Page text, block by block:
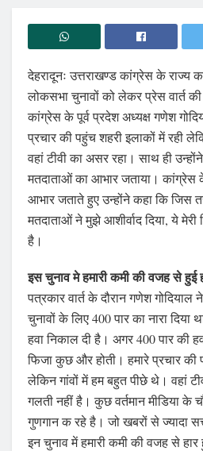
देहरादूनः उत्तराखण्ड कांग्रेस के राज्य
लोकसभा चुनावों को लेकर प्रेस वार्त
कांग्रेस के पूर्व प्रदेश अध्यक्ष गणेश
प्रचार की पहुंच शहरी इलाकों में रही
वहां टीवी का असर रहा। साथ ही
मतदाताओं का आभार जताया। कांग्रेस
आभार जताते हुए उन्होंने कहा कि जिस
मतदाताओं ने मुझे आशीर्वाद दिया, ये
है।
इस चुनाव मे हमारी कमी की वजह से हुई
पत्रकार वार्त के दौरान गणेश
चुनावों के लिए 400 पार का नारा
हवा निकाल दी है। अगर 400 पार की
फिजा कुछ और होती। हमारे प्रचार की
लेकिन गांवों में हम बहुत पीछे थे। वहां
गलती नहीं है। कुछ वर्तमान मीडिया के
गुणगान क रहे है। जो खबरों से ज्यादा
इन चुनाव में हमारी कमी की वजह से